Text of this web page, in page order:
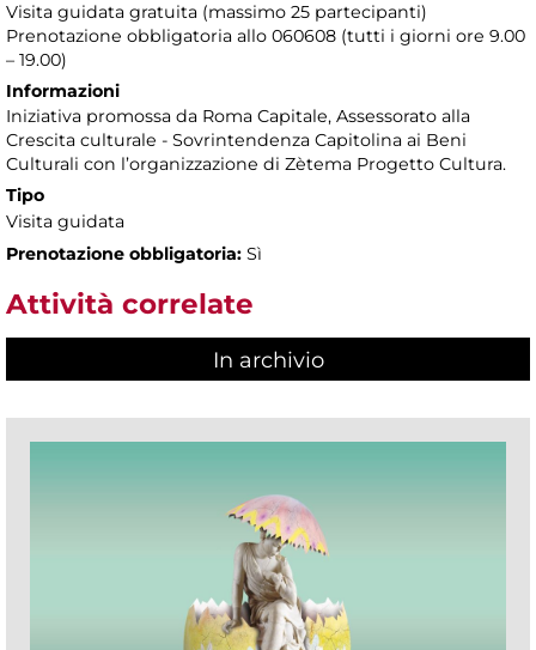
Visita guidata gratuita (massimo 25 partecipanti)
Prenotazione obbligatoria allo 060608 (tutti i giorni ore 9.00
– 19.00)
Informazioni
Iniziativa promossa da Roma Capitale, Assessorato alla
Crescita culturale - Sovrintendenza Capitolina ai Beni
Culturali con l’organizzazione di Zètema Progetto Cultura.
Tipo
Visita guidata
Prenotazione obbligatoria: Sì
Attività correlate
In archivio